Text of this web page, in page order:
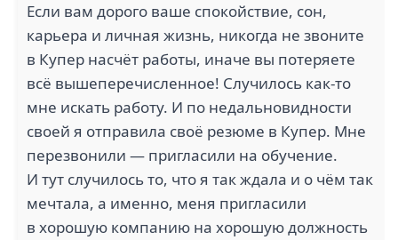
Если вам дорого ваше спокойствие, сон,
карьера и личная жизнь, никогда не звоните
в Купер насчёт работы, иначе вы потеряете
всё вышеперечисленное! Случилось как-то
мне искать работу. И по недальновидности
своей я отправила своё резюме в Купер. Мне
перезвонили — пригласили на обучение.
И тут случилось то, что я так ждала и о чём так
мечтала, а именно, меня пригласили
в хорошую компанию на хорошую должность